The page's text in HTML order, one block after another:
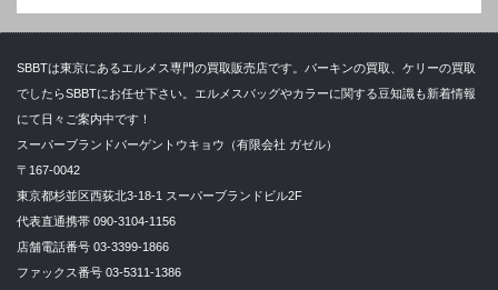
SBBTは東京にあるエルメス専門の買取販売店です。バーキンの買取、ケリーの買取
でしたらSBBTにお任せ下さい。エルメスバッグやカラーに関する豆知識も新着情報
にて日々ご案内中です！
スーパーブランドバーゲントウキョウ（有限会社 ガゼル）
〒167-0042
東京都杉並区西荻北3-18-1 スーパーブランドビル2F
代表直通携帯 090-3104-1156
店舗電話番号 03-3399-1866
ファックス番号 03-5311-1386